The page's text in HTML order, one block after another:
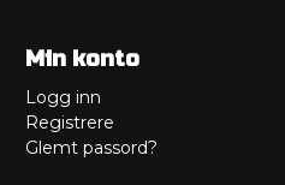
Min konto
Logg inn
Registrere
Glemt passord?